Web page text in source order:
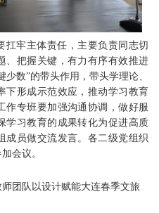
扛牢主体责任，主要负责同志切
、把握关键，有力有序有效推进
数”的带头作用，带头学理论、
下形成示范效应，推动学习教育
作专班要加强沟通协调，做好服
学习教育的成果转化为促进高质
成员做交流发言。各二级党组织
会议。
团队以设计赋能大连春季文旅